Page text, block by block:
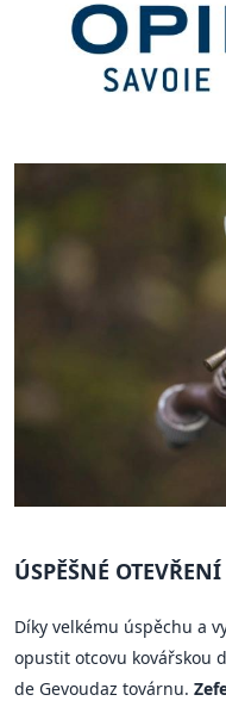
ÚSPĚŠNÉ
Díky velkému úspěchu a
opustit otcovu kovářskou
de Gevoudaz továrnu.